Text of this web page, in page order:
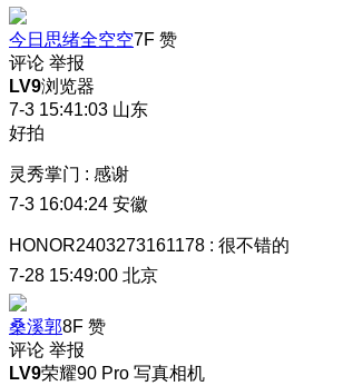
今日思绪全空空7F 赞
评论 举报
LV9浏览器
7-3 15:41:03 山东
好拍
灵秀掌门 : 感谢
7-3 16:04:24 安徽
HONOR2403273161178 : 很不错的
7-28 15:49:00 北京
桑溪郭8F 赞
评论 举报
LV9荣耀90 Pro 写真相机